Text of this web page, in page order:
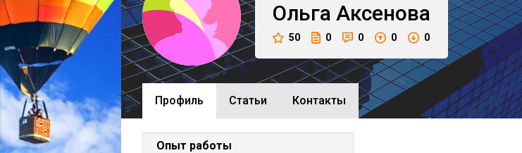
Ольга Аксенова
50 0 0 0 0
Профиль Cтатьи Контакты
Опыт работы